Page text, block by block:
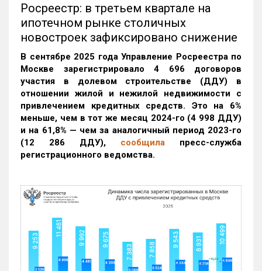
Росреестр: в третьем квартале на
ипотечном рынке столичных
новостроек зафиксировано снижение
В сентябре 2025 года Управление Росреестра по
Москве зарегистрировало 4 696 договоров
участия в долевом строительстве (ДДУ) в
отношении жилой и нежилой недвижимости с
привлечением кредитных средств. Это на 6%
меньше, чем в тот же месяц 2024-го (4 998 ДДУ)
и на 61,8% — чем за аналогичный период 2023-го
(12 286 ДДУ), сообщила пресс-служба
регистрационного ведомства.